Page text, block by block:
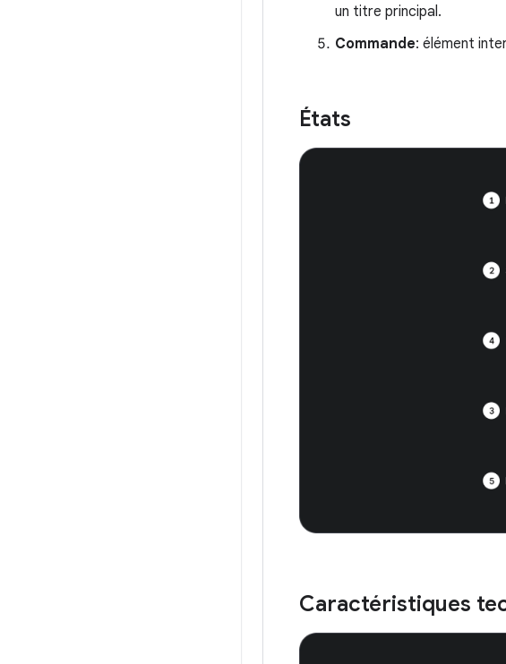
un titre principal.
Commande: élément
États
Caractéristiques